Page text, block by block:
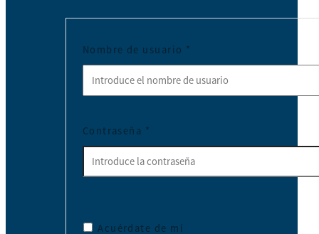
Nombre de usuario *
Contraseña *
Acuérdate de mí